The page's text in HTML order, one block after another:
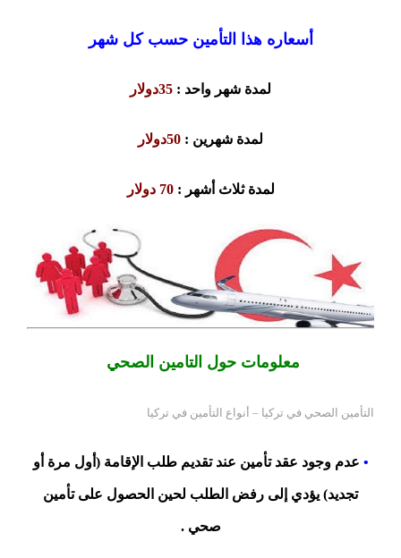
أسعاره هذا التأمين حسب كل شهر
لمدة شهر واحد : 35دولار
لمدة شهرين : 50دولار
لمدة ثلاث أشهر : 70 دولار
معلومات حول التامين الصحي
التأمين الصحي في تركيا – أنواع التأمين في تركيا
• عدم وجود عقد تأمين عند تقديم طلب الإقامة (أول مرة أو
تجديد) يؤدي إلى رفض الطلب لحين الحصول على تأمين
صحي .